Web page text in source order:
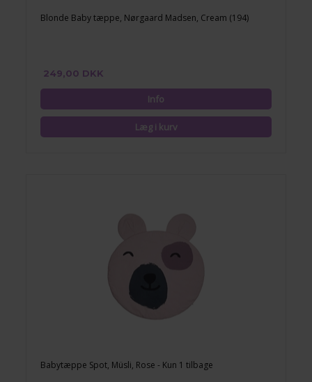
Blonde Baby tæppe, Nørgaard Madsen, Cream (194)
249,00 DKK
Babytæppe Spot, Müsli, Rose - Kun 1 tilbage